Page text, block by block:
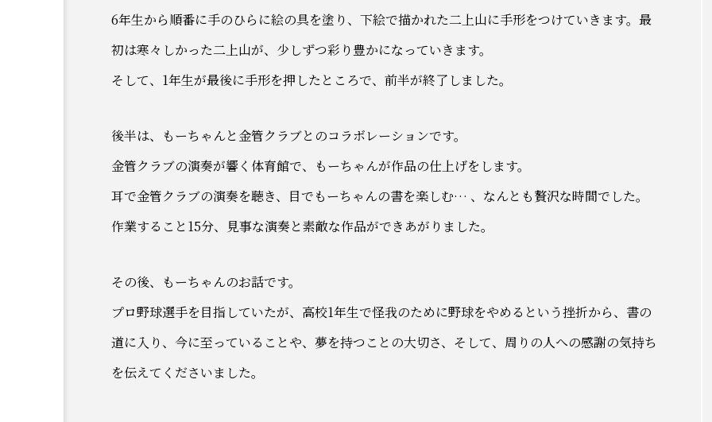
6年生から順番に手のひらに絵の具を塗り、下絵で描かれた二上山に手形をつけていきます。最
初は寒々しかった二上山が、少しずつ彩り豊かになっていきます。
そして、1年生が最後に手形を押したところで、前半が終了しました。
後半は、もーちゃんと金管クラブとのコラボレーションです。
金管クラブの演奏が響く体育館で、もーちゃんが作品の仕上げをします。
耳で金管クラブの演奏を聴き、目でもーちゃんの書を楽しむ… 、なんとも贅沢な時間でした。
作業すること15分、見事な演奏と素敵な作品ができあがりました。
その後、もーちゃんのお話です。
プロ野球選手を目指していたが、高校1年生で怪我のために野球をやめるという挫折から、書の
道に入り、今に至っていることや、夢を持つことの大切さ、そして、周りの人への感謝の気持ち
を伝えてくださいました。